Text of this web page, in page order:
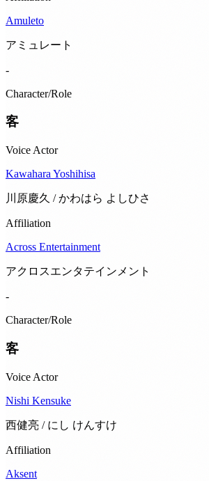
Amuleto
アミュレート
-
Character/Role
客
Voice Actor
Kawahara Yoshihisa
川原慶久 / かわはら よしひさ
Affiliation
Across Entertainment
アクロスエンタテインメント
-
Character/Role
客
Voice Actor
Nishi Kensuke
西健亮 / にし けんすけ
Affiliation
Aksent